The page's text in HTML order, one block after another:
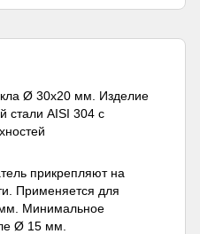
Ø 30х20 мм. Изделие
стали AISI 304 с
прикрепляют на
Применяется для
мм. Минимальное
Ø 15 мм.